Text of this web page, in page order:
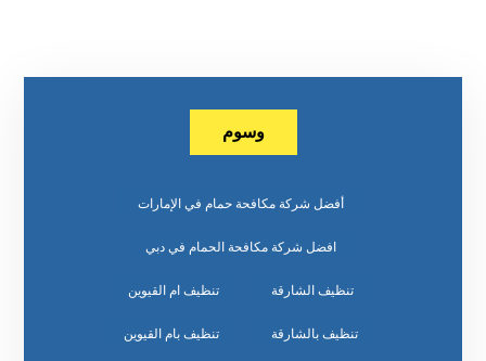
وسوم
أفضل شركة مكافحة حمام في الإمارات
افضل شركة مكافحة الحمام في دبي
تنظيف الشارقة تنظيف ام القيوين
تنظيف بالشارقة تنظيف بام القيوين